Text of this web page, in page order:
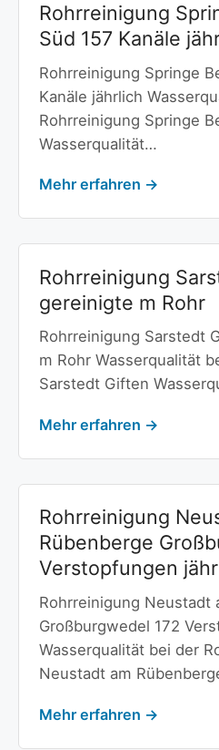
Rohrreinigung
Süd 157 Kanäle
Rohrreinigung Springe
Kanäle jährlich
Rohrreinigung Springe
Wasserqualität…
Mehr erfahren →
Rohrreinigung
gereinigte m Rohr
Rohrreinigung Sarstedt
m Rohr Wasserqualität
Sarstedt Giften
Mehr erfahren →
Rohrreinigung
Rübenberge
Verstopfungen
Rohrreinigung Neustadt
Großburgwedel 172
Wasserqualität bei der
Neustadt am
Mehr erfahren →